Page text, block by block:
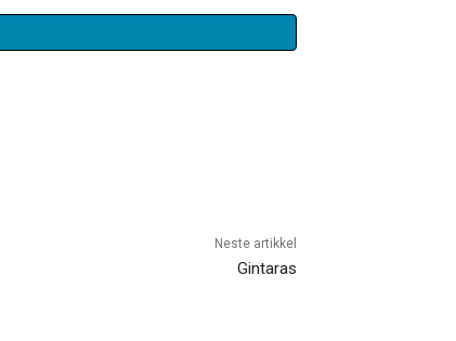
Neste artikkel
Gintaras